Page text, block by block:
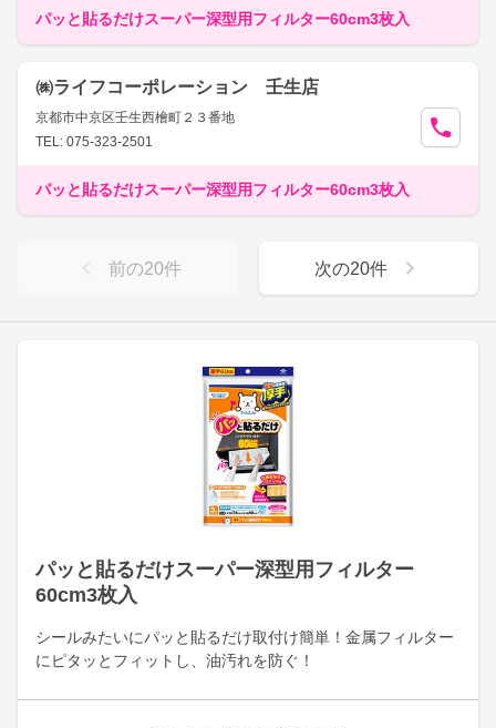
パッと貼るだけスーパー深型用フィルター
60cm3枚入
シールみたいにパッと貼るだけ取付け簡単！金属フィルター
にピタッとフィットし、油汚れを防ぐ！
パッと貼るだけスーパー深型用フィルター60cm3枚入
㈱ライフコーポレーション 壬生店
京都市中京区壬生西檜町２３番地
TEL: 075-323-2501
パッと貼るだけスーパー深型用フィルター60cm3枚入
前の20件 次の20件